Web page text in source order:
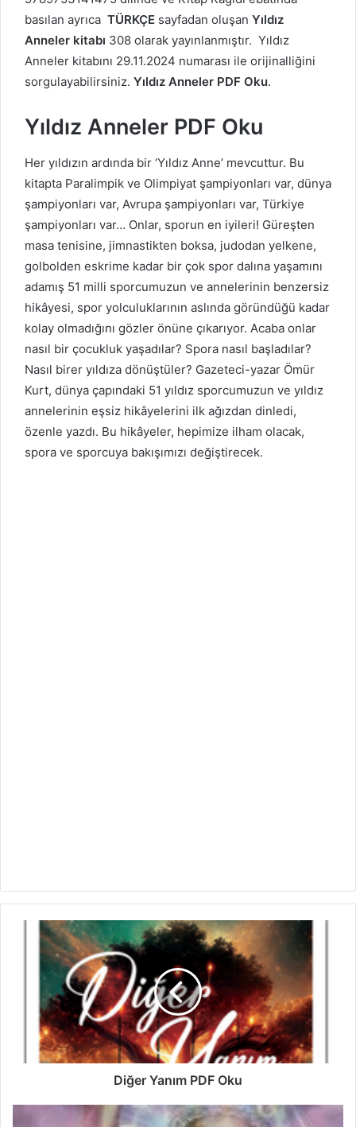
basılan ayrıca TÜRKÇE sayfadan oluşan Yıldız
Anneler kitabı 308 olarak yayınlanmıştır. Yıldız
Anneler kitabını 29.11.2024 numarası ile orijinalliğini
sorgulayabilirsiniz. Yıldız Anneler PDF Oku.
Yıldız Anneler PDF Oku
Her yıldızın ardında bir ‘Yıldız Anne’ mevcuttur. Bu
kitapta Paralimpik ve Olimpiyat şampiyonları var, dünya
şampiyonları var, Avrupa şampiyonları var, Türkiye
şampiyonları var… Onlar, sporun en iyileri! Güreşten
masa tenisine, jimnastikten boksa, judodan yelkene,
golbolden eskrime kadar bir çok spor dalına yaşamını
adamış 51 milli sporcumuzun ve annelerinin benzersiz
hikâyesi, spor yolculuklarının aslında göründüğü kadar
kolay olmadığını gözler önüne çıkarıyor. Acaba onlar
nasıl bir çocukluk yaşadılar? Spora nasıl başladılar?
Nasıl birer yıldıza dönüştüler? Gazeteci-yazar Ömür
Kurt, dünya çapındaki 51 yıldız sporcumuzun ve yıldız
annelerinin eşsiz hikâyelerini ilk ağızdan dinledi,
özenle yazdı. Bu hikâyeler, hepimize ilham olacak,
spora ve sporcuya bakışımızı değiştirecek.
Diğer Yanım PDF Oku